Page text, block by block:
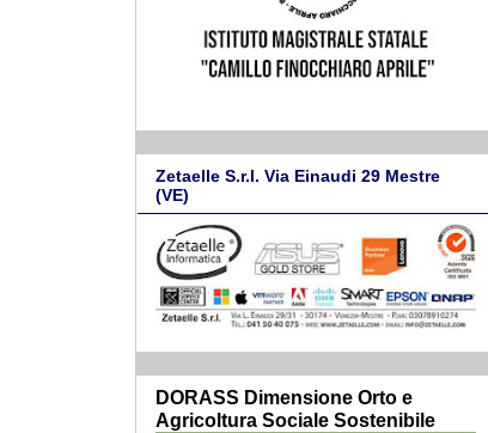
Zetaelle S.r.l. Via Einaudi 29 Mestre
(VE)
DORASS Dimensione Orto e
Agricoltura Sociale Sostenibile